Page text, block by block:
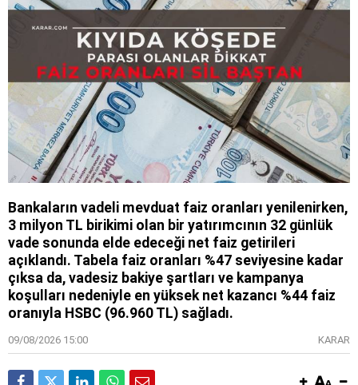
Bankaların vadeli mevduat faiz oranları yenilenirken,
3 milyon TL birikimi olan bir yatırımcının 32 günlük
vade sonunda elde edeceği net faiz getirileri
açıklandı. Tabela faiz oranları %47 seviyesine kadar
çıksa da, vadesiz bakiye şartları ve kampanya
koşulları nedeniyle en yüksek net kazancı %44 faiz
oranıyla HSBC (96.960 TL) sağladı.
09/08/2026 15:00 KARAR